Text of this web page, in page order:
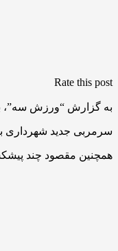
Rate this post
به گزارش “ورزش سه”،
سرمربی جدید شهرداری
همچنین مقصود چند